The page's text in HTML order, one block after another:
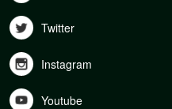
Twitter
Instagram
Youtube